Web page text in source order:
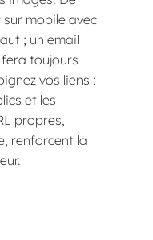
mobile avec
; un email
toujours
vos liens :
et les
propres,
renforcent la